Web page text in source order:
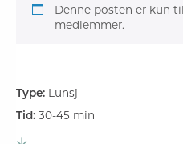
Denne posten er kun
medlemmer.
Type: Lunsj
Tid: 30-45 min